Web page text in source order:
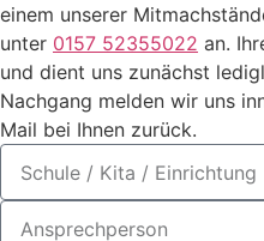
einem unserer
unter 0157 52355022 an.
und dient uns zunächst
Nachgang melden wir uns
Mail bei Ihnen zurück.